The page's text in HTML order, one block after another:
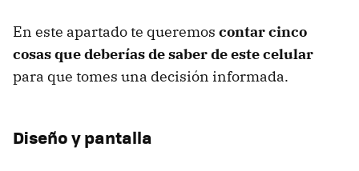
En este apartado te queremos contar cinco
cosas que deberías de saber de este celular
para que tomes una decisión informada.
Diseño y pantalla